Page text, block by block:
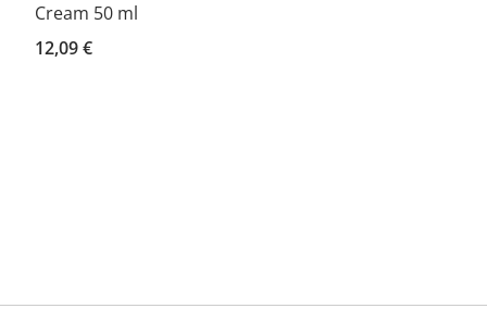
Cream 50 ml
12,09 €